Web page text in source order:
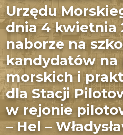
Urzędu
dnia 4 kwietnia
naborze na
kandydatów
morskich i
dla Stacji
w rejonie
– Hel –